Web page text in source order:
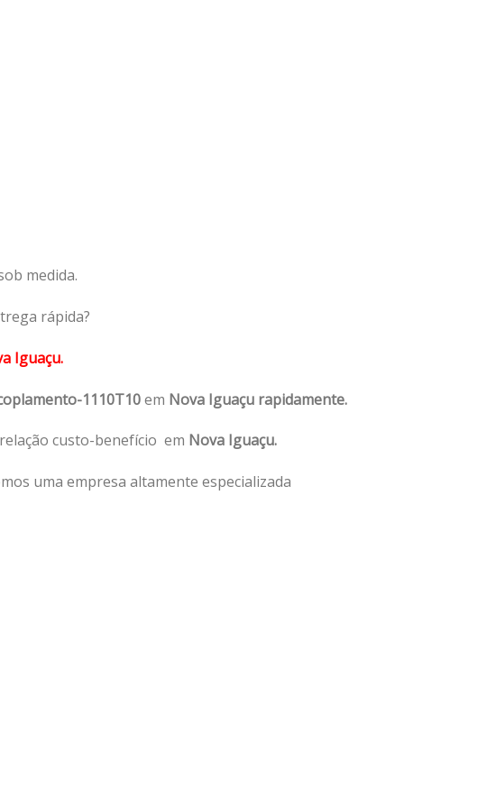
medida.
rápida?
Iguaçu.
1110T10em Nova Iguaçu rapidamente.
custo-benefício em Nova Iguaçu.
uma empresa altamente especializada